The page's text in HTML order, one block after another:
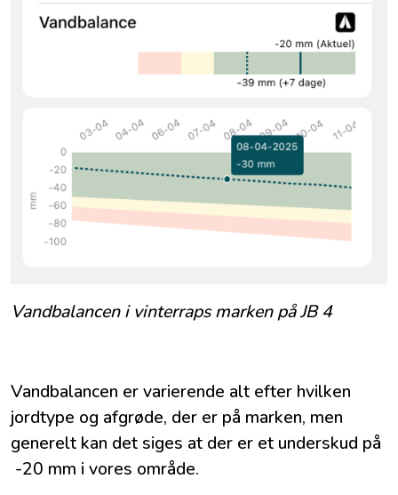
Vandbalancen i vinterraps marken på JB 4
Vandbalancen er varierende alt efter hvilken
jordtype og afgrøde, der er på marken, men
generelt kan det siges at der er et underskud på
-20 mm i vores område.